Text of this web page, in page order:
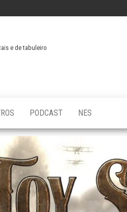
e de tabuleiro
PODCAST NES